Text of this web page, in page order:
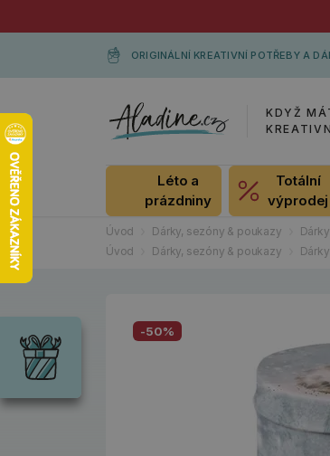
ORIGINÁLNÍ KREATIVNÍ POTŘEBY A
KDYŽ
Léto a
prázdniny
Totální
výprodej
Úvod Dárky, sezóny & poukazy
Úvod
Dárky, sezóny & poukazy
-50%
Wrendale
Chci si vybrat